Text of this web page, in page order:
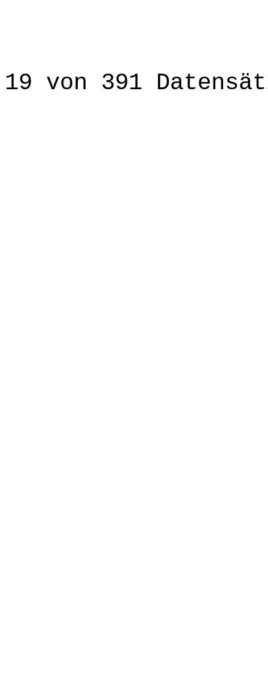
19 von 391